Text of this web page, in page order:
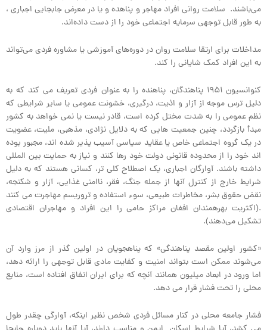
می‌باشند. سلامت روانی افراد مهاجر و پناهده و یا در معرض جابجایی اجباری ،
به طور قابل توجهی سرمایه اجتماعی خود را از دست داده‌اند.
مداخلات برای ارتقا سلامت روان در دوره‌های آموزشی یا مشاوره فردی می‌تواند
به این افراد کمک شایانی را کند.
کنوانسیون ۱۹۵۱ پناهندگان، پناهنده را به عنوان فردی تعریف می کند که به
دلیل ترس موجه از آزار و اذیت، درگیری، خشونت عمومی یا سایر شرایطی که
نظم عمومی را به شدت مختل کرده است، قادر نیست یا نمی خواهد به کشور
مبدأ بازگردد، چنین جمعیت هایی که به دلایل نژادی، مذهبی، ملیت، عضویت
در یک گروه اجتماعی خاص یا عقاید سیاسی آسیب پذیر شده اند، مجبور بوده
اند خود را از محدوده قانونی دولت خود رها کنند و نیاز به حمایت بین المللی
داشته باشند. آوارگان اجباری، یک اصطلاح کلی تر، کسانی هستند که به دلیل
شرایط خارج از کنترل آنها از جمله جنگ، فقر، ناامنی غذایی، آزار و شکنجه،
نقض حقوق بشر، مخاطرات طبیعی، سوء استفاده و تروریسم مهاجرت می کنند
.(اکثریت بهرهمندان افغان مراکز حامی را این افراد و مهاجران اقتصادی
تشکیل می‌دهند).
«کشور اولین مقصد پناهندگی» که پناهجویان در اولین گذر از مرز وارد آن
می‌شوند ممکن است بتواند امنیت و کفایت مادی قابل توجهی را ارائه دهد،
اما ورود در ابعاد میلیون همانند آنچه که برای ایران اتفاق افتاده است، منابع
محلی را تحت فشار قرار می دهد.
فشار جامعه محلی در کنار مسائل فردی شخص نظیر اینکه، آوارگی چقدر طول